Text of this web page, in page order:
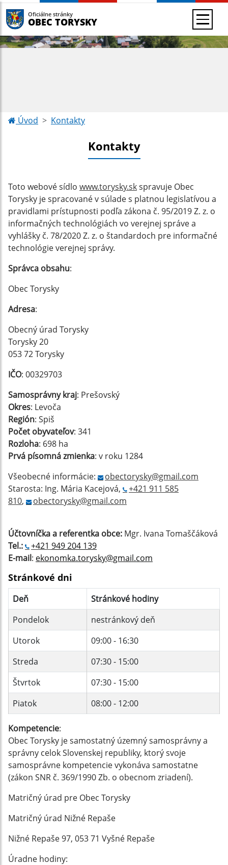
Oficiálne stránky
OBEC TORYSKY
Úvod Kontakty
Kontakty
Toto webové sídlo www.torysky.skspravuje Obec
Torysky je spracované v súlade s platnou legislatívou a
pravidlami prístupnosti podľa zákona č. 95/2019 Z. z. o
informačných technológiách vo verejnej správe a
vyhlášky č. 78/2020 Z. z. o štandardoch pre informačné
technológie verejnej správy.
Správca obsahu:
Obec Torysky
Adresa:
Obecný úrad Torysky
Torysky 20
053 72 Torysky
IČO: 00329703
Samosprávny kraj: Prešovský
Okres: Levoča
Región: Spiš
Počet obyvateľov: 341
Rozloha: 698 ha
Prvá písomná zmienka: v roku 1284
Všeobecné informácie:
obectorysky@gmail.com
Starosta: Ing. Mária Kacejová,
+421 911 585
810, obectorysky@gmail.com
Účtovníčka a referentka obce: Mgr. Ivana Tomaščáková
Tel.:
+421 949 204 139
E-mail: ekonomka.torysky@gmail.com
Stránkové dni
Deň
Stránkové hodiny
Pondelok
nestránkový deň
Utorok
09:00 - 16:30
Streda
07:30 - 15:00
Štvrtok
07:30 - 15:00
Piatok
08:00 - 12:00
Kompetencie:
Obec Torysky je samostatný územný samosprávny a
správny celok Slovenskej republiky, ktorý svoje
samosprávne kompetencie vykonáva samostatne
(zákon SNR č. 369/1990 Zb. o obecnom zriadení).
Matričný úrad pre Obec Torysky
Matričný úrad Nižné Repaše
Nižné Repaše 97, 053 71 Vyšné Repaše
Úradne hodiny: